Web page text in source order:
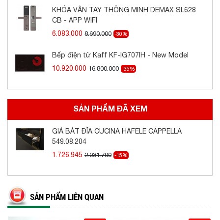
đặt.
THÔNG SỐ
+ Chiều rộng cửa phủ bì: 600-700-750-800-900
+ Chiều sâu tối thiểu 500 mm
+ Chiều cao rổ: 195 mm
BẢNG MÃ CỦA GIÁ BÁT ĐĨA CUCINA HAFELE
Vật liệuChiều
KHÓA VÂN TAY THÔNG MINH DEMAX SL628
CB - APP WIFI
6.083.000 8.690.000 -30%
Bếp điện từ Kaff KF-IG707IH - New Model
10.920.000 16.800.000 -35%
SẢN PHẨM ĐÃ XEM
GIÁ BÁT ĐĨA CUCINA HAFELE CAPPELLA
549.08.204
1.726.945 2.031.700 -15%
SẢN PHẨM LIÊN QUAN